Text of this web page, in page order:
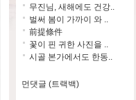
무진님, 새해에도 건강..
벌써 봄이 가까이 와 ..
前提條件
꽃이 핀 귀한 사진을 ..
시골 본가에서도 한동..
먼댓글 (트랙백)